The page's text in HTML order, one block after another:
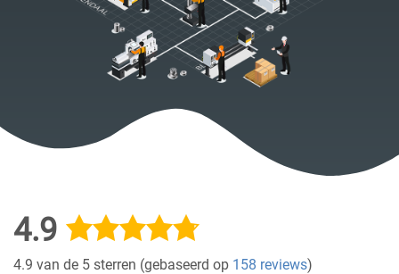
4.9
4.9 van de 5 sterren (gebaseerd op 158 reviews)